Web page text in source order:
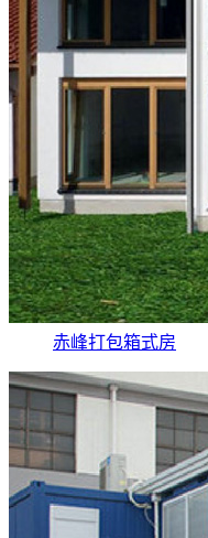
赤峰打包箱式房